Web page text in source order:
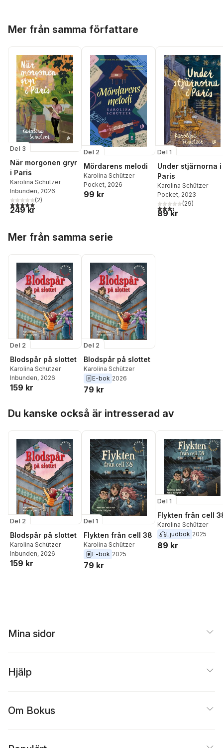
Mer från samma författare
Del 3
När morgonen gryr
i Paris
Karolina Schützer
Inbunden, 2026
5,0utav 5 stjärnor. Totalt antal röster:
(2)
249 kr
Del 2
Mördarens melodi
Karolina Schützer
Pocket, 2026
99 kr
Del 1
Under stjärnorna i
Paris
Karolina Schützer
Pocket, 2023
3,4utav 5 stjärnor.
(29)
89 kr
Mer från samma serie
Del 2
Blodspår på slottet
Karolina Schützer
Inbunden, 2026
159 kr
Del 2
Blodspår på slottet
Karolina Schützer
E-bok 2026
79 kr
Du kanske också är intresserad av
Del 2
Blodspår på slottet
Karolina Schützer
Inbunden, 2026
159 kr
Del 1
Flykten från cell 38
Karolina Schützer
E-bok 2025
79 kr
Del 1
Flykten från cell
Karolina Schützer
Ljudbok 2025
89 kr
Mina sidor
Hjälp
Om Bokus